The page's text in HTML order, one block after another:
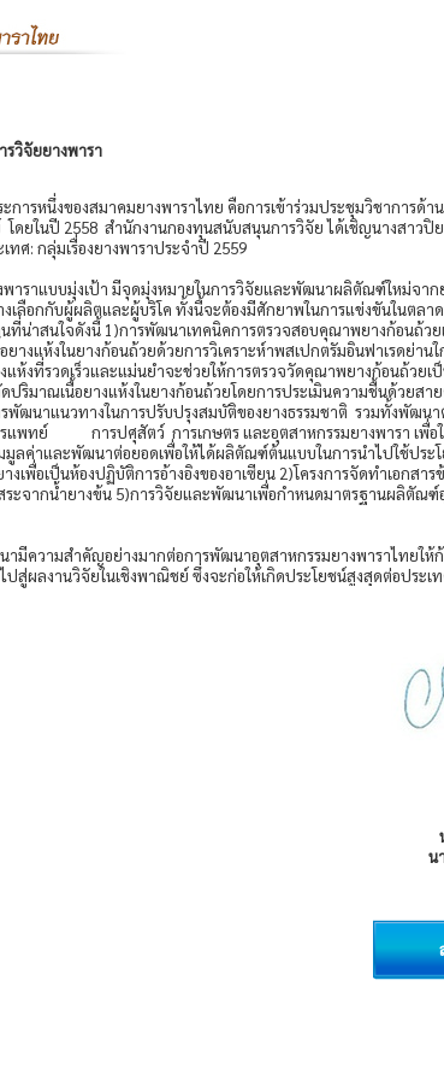
รวิจัยยางพารา
ารหนึ่งของสมาคมยางพาราไทย คือการเข้าร่วมประชุมวิชาการด้
ดยในปี 2558 สำนักงานกองทุนสนับสนุนการวิจัย ได้เชิญนางสาว
ทศ: กลุ่มเรื่องยางพาราประจำปี 2559
พาราแบบมุ่งเป้า มีจุดมุ่งหมายในการวิจัยและพัฒนาผลิตัณฑ์ใหม่จา
เลือกกับผู้ผลิตและผู้บริโค ทั้งนี้จะต้องมีศักยาพในการแข่งขันในต
ที่น่าสนใจดังนี้ 1)การพัฒนาเทคนิคการตรวจสอบคุณาพยางก้อนถ้ว
ยางแห้งในยางก้อนถ้วยด้วยการวิเคราะห์าพสเปกตรัมอินฟาเรดย่า
งแห้งที่รวดเร็วและแม่นยำจะช่วยให้การตรวจวัดคุณาพยางก้อนถ้ว
ปริมาณเนื้อยางแห้งในยางก้อนถ้วยโดยการประเมินความชื้นด้วยส
พัฒนาแนวทางในการปรับปรุงสมบัติของยางธรรมชาติ รวมทั้งพัฒน
แพทย์ การปศุสัตว์ การเกษตร และอุตสาหกรรมยางพารา เพื่อใ
มูลค่าและพัฒนาต่อยอดเพื่อให้ได้ผลิตัณฑ์ต้นแบบในการนำไปใช้ปร
เพื่อเป็นห้องปฏิบัติการอ้างอิงของอาเซียน 2)โครงการจัดทำเอกส
ระจากน้ำยางข้น 5)การวิจัยและพัฒนาเพื่อกำหนดมาตรฐานผลิตั
มีความสำคัญอย่างมากต่อการพัฒนาอุตสาหกรรมยางพาราไทยให้
ปสู่ผลงานวิจัยในเชิงพาณิชย์ ซึ่งจะก่อให้เกิดประโยชน์สูงสุดต่อประเ
น